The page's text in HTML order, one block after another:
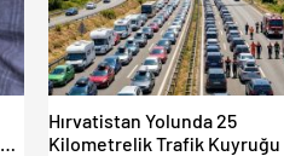
Hırvatistan Yolunda 25
Kilometrelik Trafik Kuyruğu